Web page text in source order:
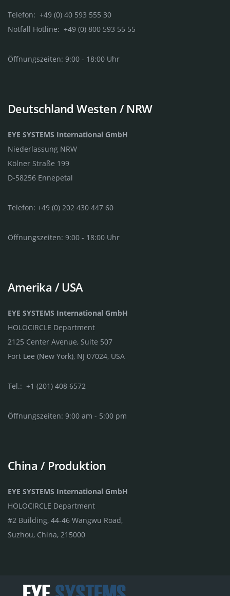
Telefon: +49 (0) 40 593 555 30
Notfall Hotline: +49 (0) 800 593 55 55
Öffnungszeiten: 9:00 - 18:00 Uhr
Deutschland Westen / NRW
EYE SYSTEMS International GmbH
Niederlassung NRW
Kölner Straße 199
D-58256 Ennepetal
Telefon: +49 (0) 202 430 447 60
Öffnungszeiten: 9:00 - 18:00 Uhr
Amerika / USA
EYE SYSTEMS International GmbH
HOLOCIRCLE Department
2125 Center Avenue, Suite 507
Fort Lee (New York), NJ 07024, USA
Tel.: +1 (201) 408 6572
Öffnungszeiten: 9:00 am - 5:00 pm
China / Produktion
EYE SYSTEMS International GmbH
HOLOCIRCLE Department
#2 Building, 44-46 Wangwu Road,
Suzhou, China, 215000